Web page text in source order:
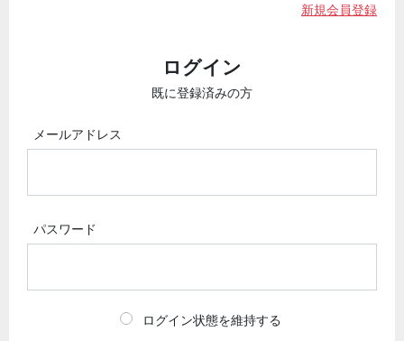
新規会員登録
ログイン
既に登録済みの方
メールアドレス
パスワード
ログイン状態を維持する